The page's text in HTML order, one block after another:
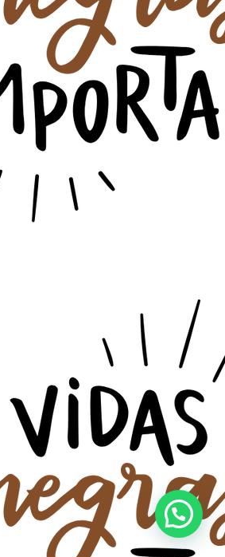
Olá, precisa de ajuda?